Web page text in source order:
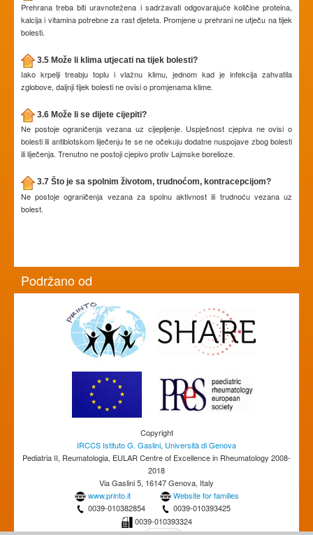
Prehrana treba biti uravnotežena i sadržavati odgovarajuće količine proteina,
kalcija i vitamina potrebne za rast djeteta. Promjene u prehrani ne utječu na tijek
bolesti.
3.5 Može li klima utjecati na tijek bolesti?
Iako krpelji treabju toplu i vlažnu klimu, jednom kad je infekcija zahvatila
zglobove, daljnji tijek bolesti ne ovisi o promjenama klime.
3.6 Može li se dijete cijepiti?
Ne postoje ograničenja vezana uz cijepljenje. Uspješnost cjepiva ne ovisi o
bolesti ili antibiotskom liječenju te se ne očekuju dodatne nuspojave zbog bolesti
ili liječenja. Trenutno ne postoji cjepivo protiv Lajmske borelioze.
3.7 Što je sa spolnim životom, trudnoćom, kontracepcijom?
Ne postoje ograničenja vezana za spolnu aktivnost ili trudnoću vezana uz
bolest.
Podržano od
Copyright
IRCCS Istituto G. Gaslini, Università di Genova
Pediatria II, Reumatologia, EULAR Centre of Excellence in Rheumatology 2008-
2018
Via Gaslini 5, 16147 Genova, Italy
www.printo.it
Website for families
0039-010382854
0039-010393425
0039-010393324